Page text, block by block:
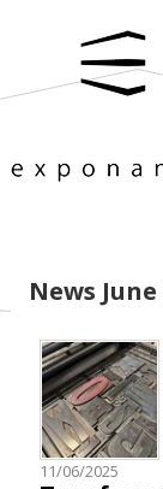
News June
11/06/2025